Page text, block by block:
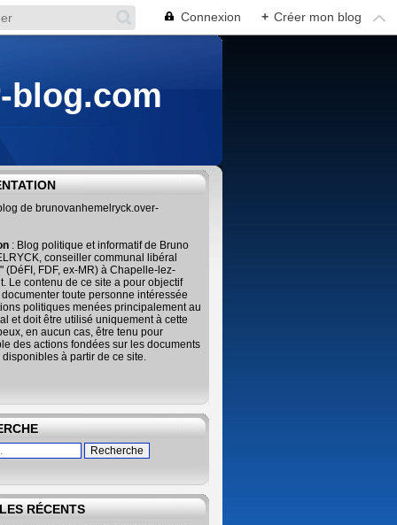
Connexion + Créer mon blog
blog.com
de brunovanhemelryck.over-
: Blog politique et informatif de Bruno
conseiller communal libéral
(DéFI, FDF, ex-MR) à Chapelle-lez-
Le contenu de ce site a pour objectif
toute personne intéressée
politiques menées principalement au
et doit être utilisé uniquement à cette
en aucun cas, être tenu pour
des actions fondées sur les documents
à partir de ce site.
RÉCENTS